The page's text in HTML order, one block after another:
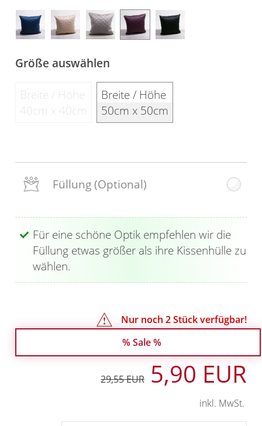
Gardinenstange
Stoffe
Panneaux
Größe auswählen
Breite / Höhe
40cm x 40cm
Breite / Höhe
50cm x 50cm
Füllung(Optional)
Für eine schöne Optik empfehlen wir die
Füllung etwas größer als ihre Kissenhülle zu
wählen.
Nur noch 2Stück verfügbar!
% Sale %
29,55 EUR 5,90 EUR
inkl. MwSt.